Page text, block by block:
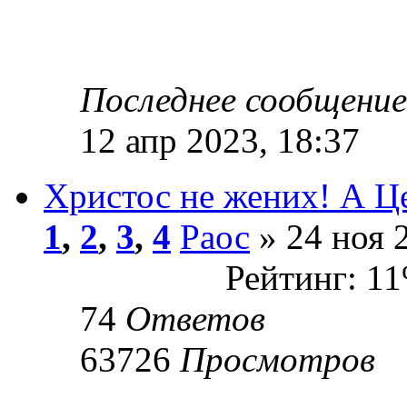
Последнее
12 апр 2023, 18:37
Христос не жених! А
1, 2, 3, 4 Раос » 24 ноя
Рейтинг:
74 Ответов
63726 Просмотров